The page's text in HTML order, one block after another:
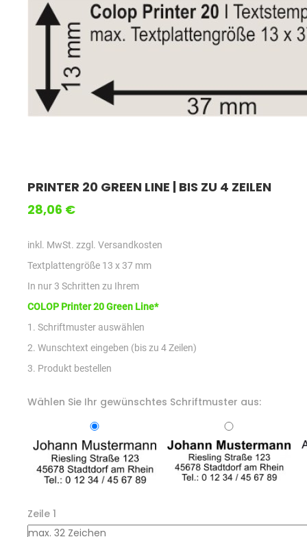
PRINTER 20 GREEN LINE | BIS ZU 4 ZEILEN
28,06 €
inkl. MwSt. zzgl. Versandkosten
Textplattengröße 13 x 37 mm
In nur 3 Schritten zu Ihrem
COLOP Printer 20 Green Line*
1. Schriftmuster auswählen
2. Wunschtext eingeben (bis zu 4 Zeilen)
3. Produkt bestellen
Wählen Sie Ihr gewünschtes Schriftmuster aus:
Zeile 1